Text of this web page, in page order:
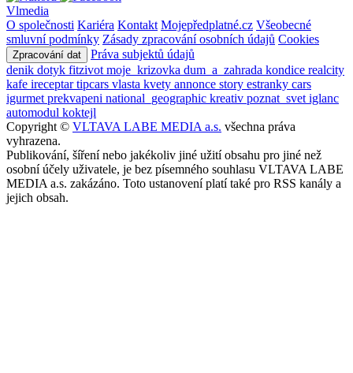
Vlmedia
O společnosti Kariéra Kontakt Mojepředplatné.cz Všeobecné
smluvní podmínky Zásady zpracování osobních údajů Cookies
Zpracování dat
Práva subjektů údajů
denik dotyk fitzivot moje_krizovka dum_a_zahrada kondice realcity
kafe ireceptartipcars vlasta kvety annonce story estranky cars
igurmet prekvapeni national_geographic kreativ poznat_svet iglanc
automodul koktejl
Copyright © VLTAVA LABE MEDIA a.s. všechna práva
vyhrazena.
Publikování, šíření nebo jakékoliv jiné užití obsahu pro jiné než
osobní účely uživatele, je bez písemného souhlasu VLTAVA LABE
MEDIA a.s. zakázáno. Toto ustanovení platí také pro RSS kanály a
jejich obsah.